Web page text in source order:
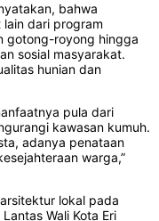
bahwa
dari program
gotong-royong hingga
sosial masyarakat.
hunian dan
pula dari
kawasan kumuh.
adanya penataan
warga,”
lokal pada
Wali Kota Eri